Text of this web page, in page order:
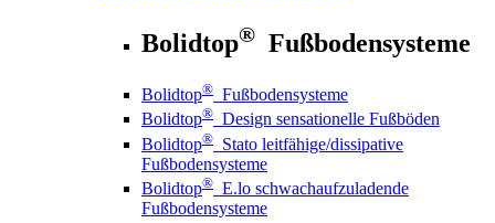
Bolidtop® Fußbodensysteme
Bolidtop® Fußbodensysteme
Bolidtop® Design sensationelle Fußböden
Bolidtop® Stato leitfähige/dissipative
Fußbodensysteme
Bolidtop® E.lo schwachaufzuladende
Fußbodensysteme